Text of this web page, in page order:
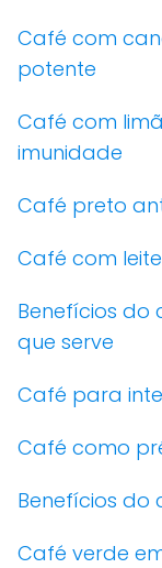
Café com
potente
Café com
imunidade
Café preto
Café com
Benefícios do
que serve
Café para
Café como
Benefícios do
Café verde